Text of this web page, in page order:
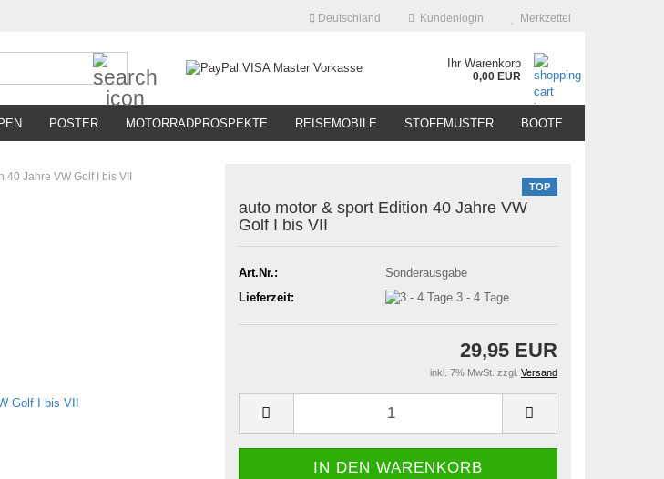
Deutschland Kundenlogin Merkzettel
Ihr Warenkorb
0,00 EUR
POSTER MOTORRADPROSPEKTE REISEMOBILE STOFFMUSTER BOOTE
Jahre VW Golf I bis VII
TOP
auto motor & sport Edition 40 Jahre VW
Golf I bis VII
Art.Nr.:
Sonderausgabe
Lieferzeit:
3 - 4 Tage
29,95 EUR
inkl. 7% MwSt. zzgl. Versand